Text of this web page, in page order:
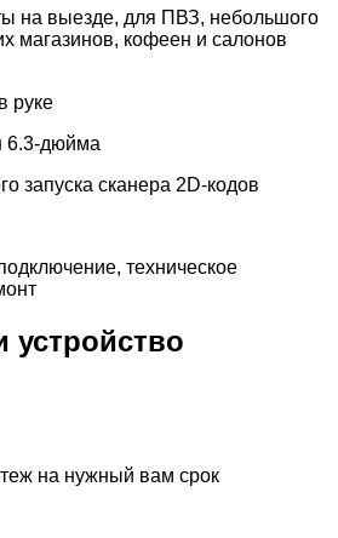
на выезде, для ПВЗ, небольшого
магазинов, кофеен и салонов
руке
6.3-дюйма
запуска сканера 2D-кодов
техническое
устройство
на нужный вам срок